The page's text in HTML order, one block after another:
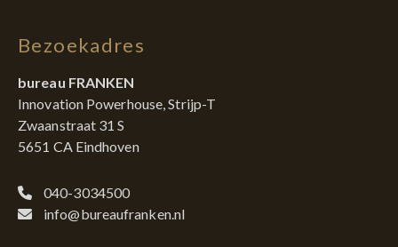
Bezoekadres
bureau FRANKEN
Innovation Powerhouse, Strijp-T
Zwaanstraat 31 S
5651 CA Eindhoven
040-3034500
info@bureaufranken.nl